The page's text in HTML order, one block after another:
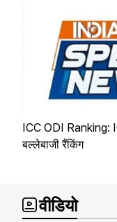
ICC ODI Ranking:
बल्लेबाजी रैंकिंग
वीडियो